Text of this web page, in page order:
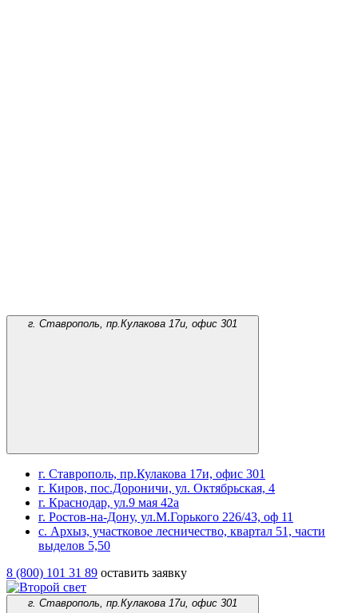
г. Ставрополь, пр.Кулакова 17и, офис 301
г. Ставрополь, пр.Кулакова 17и, офис 301
г. Киров, пос.Дороничи, ул. Октябрьская, 4
г. Краснодар, ул.9 мая 42а
г. Ростов-на-Дону, ул.М.Горького 226/43, оф 11
с. Архыз, участковое лесничество, квартал 51, части
выделов 5,50
8 (800) 101 31 89 оставить заявку
г. Ставрополь, пр.Кулакова 17и, офис 301